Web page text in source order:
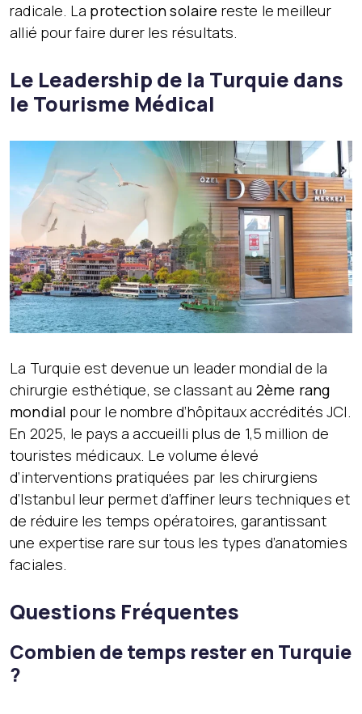
radicale. La protection solaire reste le meilleur
allié pour faire durer les résultats.
Le Leadership de la Turquie dans
le Tourisme Médical
La Turquie est devenue un leader mondial de la
chirurgie esthétique, se classant au 2ème rang
mondial pour le nombre d’hôpitaux accrédités JCI.
En 2025, le pays a accueilli plus de 1,5 million de
touristes médicaux. Le volume élevé
d’interventions pratiquées par les chirurgiens
d’Istanbul leur permet d’affiner leurs techniques et
de réduire les temps opératoires, garantissant
une expertise rare sur tous les types d’anatomies
faciales.
Questions Fréquentes
Combien de temps rester en Turquie
?